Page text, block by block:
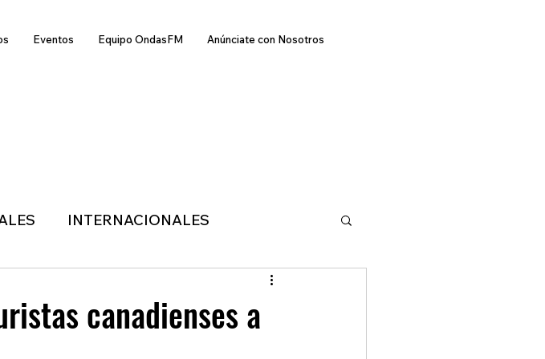
Eventos Equipo OndasFM Anúnciate con Nosotros
INTERNACIONALES
TECNOLOGIA
canadienses a